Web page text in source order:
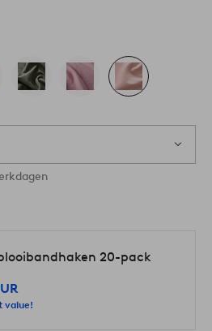
plooibandhaken 20-pack
value!